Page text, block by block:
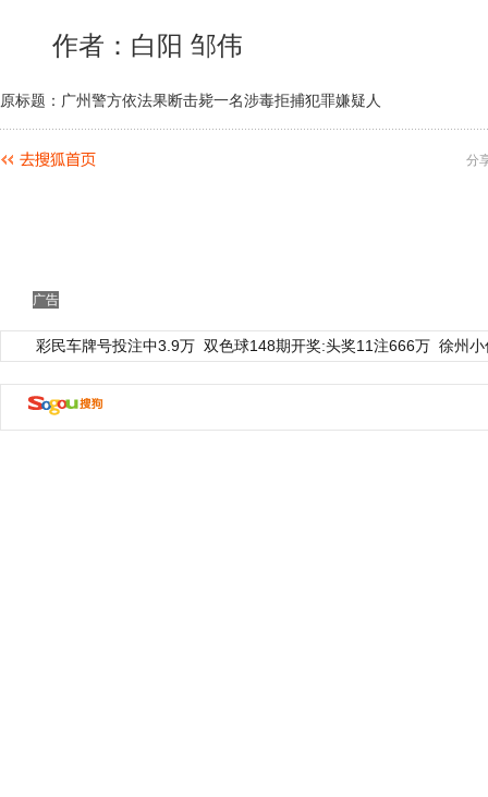
作者：白阳 邹伟
原标题：广州警方依法果断击毙一名涉毒拒捕犯罪嫌疑人
分
广告
彩民车牌号投注中3.9万 双色球148期开奖:头奖11注666万 徐州